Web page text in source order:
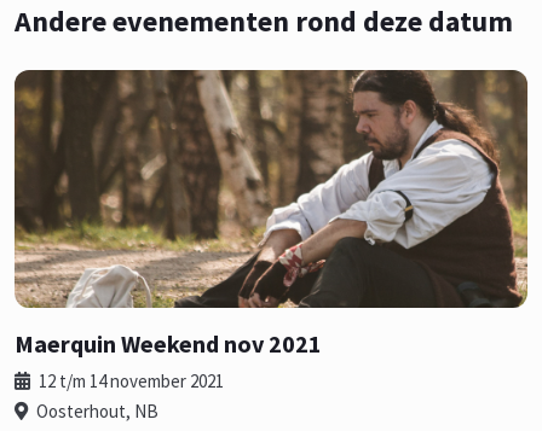
Andere evenementen rond deze datum
Maerquin Weekend nov 2021
12 t/m 14 november 2021
Oosterhout, NB